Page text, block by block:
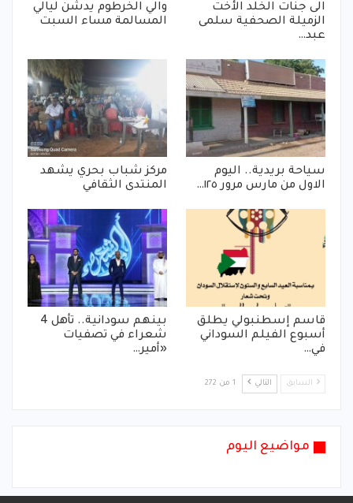
الى جنات الخلد الأخت
الزميلة الصحفية سلمى
عبد…
والي الخرطوم يدشن ليالي
المسالمة مساء السبت
سياحة بريدية.. اليوم
الاول من مارس مرور ١٢٥…
مركز شباب بحري يشهد
المنتدى الثقافي
قاسم إسطنبولي يطلق
أسبوع الفيلم السوداني
في…
بينهم سودانية.. تأهل 4
شعراء في تصفيات
«أمير…
السابق التالي 1 من 272
مواضيع اليوم